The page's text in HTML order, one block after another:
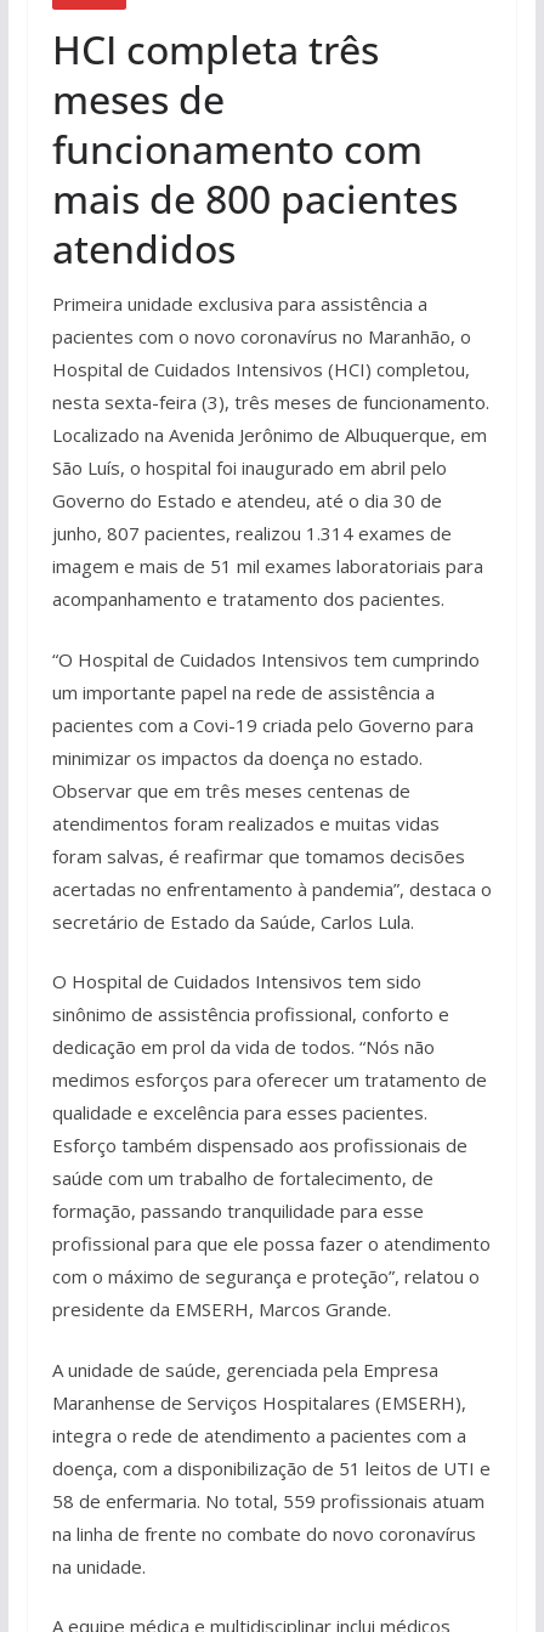
HCI completa três
meses de
funcionamento com
mais de 800 pacientes
atendidos
Primeira unidade exclusiva para assistência a
pacientes com o novo coronavírus no Maranhão, o
Hospital de Cuidados Intensivos (HCI) completou,
nesta sexta-feira (3), três meses de funcionamento.
Localizado na Avenida Jerônimo de Albuquerque, em
São Luís, o hospital foi inaugurado em abril pelo
Governo do Estado e atendeu, até o dia 30 de
junho, 807 pacientes, realizou 1.314 exames de
imagem e mais de 51 mil exames laboratoriais para
acompanhamento e tratamento dos pacientes.
“O Hospital de Cuidados Intensivos tem cumprindo
um importante papel na rede de assistência a
pacientes com a Covi-19 criada pelo Governo para
minimizar os impactos da doença no estado.
Observar que em três meses centenas de
atendimentos foram realizados e muitas vidas
foram salvas, é reafirmar que tomamos decisões
acertadas no enfrentamento à pandemia”, destaca o
secretário de Estado da Saúde, Carlos Lula.
O Hospital de Cuidados Intensivos tem sido
sinônimo de assistência profissional, conforto e
dedicação em prol da vida de todos. “Nós não
medimos esforços para oferecer um tratamento de
qualidade e excelência para esses pacientes.
Esforço também dispensado aos profissionais de
saúde com um trabalho de fortalecimento, de
formação, passando tranquilidade para esse
profissional para que ele possa fazer o atendimento
com o máximo de segurança e proteção”, relatou o
presidente da EMSERH, Marcos Grande.
A unidade de saúde, gerenciada pela Empresa
Maranhense de Serviços Hospitalares (EMSERH),
integra o rede de atendimento a pacientes com a
doença, com a disponibilização de 51 leitos de UTI e
58 de enfermaria. No total, 559 profissionais atuam
na linha de frente no combate do novo coronavírus
na unidade.
A equipe médica e multidisciplinar inclui médicos